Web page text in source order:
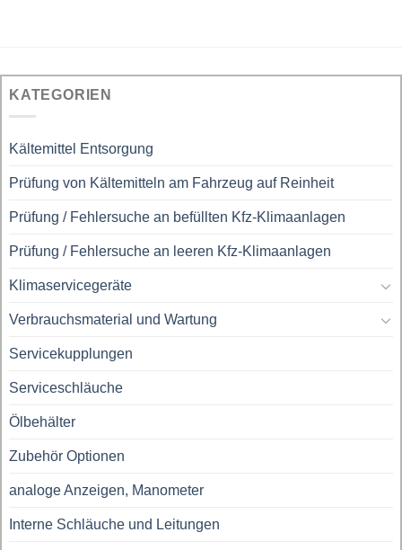
KATEGORIEN
Kältemittel Entsorgung
Prüfung von Kältemitteln am Fahrzeug auf Reinheit
Prüfung / Fehlersuche an befüllten Kfz-Klimaanlagen
Prüfung / Fehlersuche an leeren Kfz-Klimaanlagen
Klimaservicegeräte
Verbrauchsmaterial und Wartung
Servicekupplungen
Serviceschläuche
Ölbehälter
Zubehör Optionen
analoge Anzeigen, Manometer
Interne Schläuche und Leitungen